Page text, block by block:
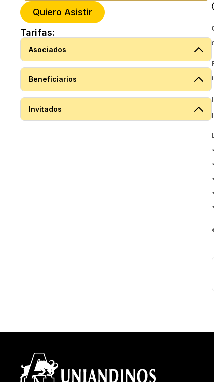
Quiero Asistir
Tarifas:
Asociados
Beneficiarios
Invitados